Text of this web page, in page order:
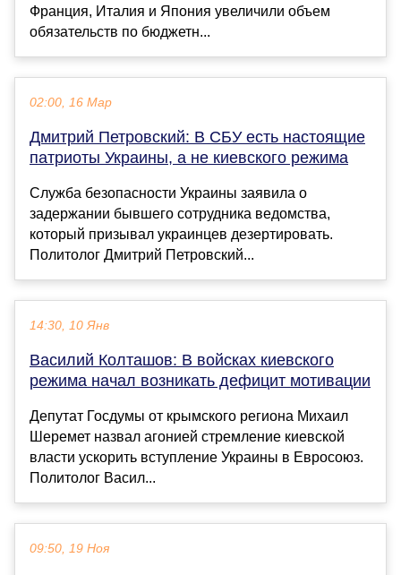
Франция, Италия и Япония увеличили объем
обязательств по бюджетн...
02:00, 16 Мар
Дмитрий Петровский: В СБУ есть настоящие
патриоты Украины, а не киевского режима
Служба безопасности Украины заявила о
задержании бывшего сотрудника ведомства,
который призывал украинцев дезертировать.
Политолог Дмитрий Петровский...
14:30, 10 Янв
Василий Колташов: В войсках киевского
режима начал возникать дефицит мотивации
Депутат Госдумы от крымского региона Михаил
Шеремет назвал агонией стремление киевской
власти ускорить вступление Украины в Евросоюз.
Политолог Васил...
09:50, 19 Ноя